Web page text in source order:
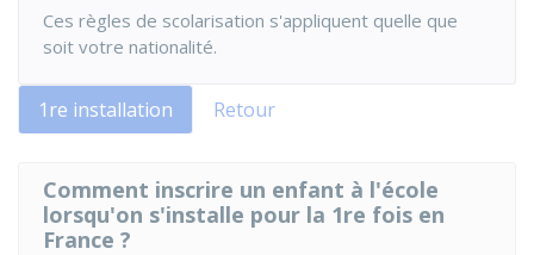
Ces règles de scolarisation s'appliquent quelle que
soit votre nationalité.
1re installation Retour
Comment inscrire un enfant à l'école
lorsqu'on s'installe pour la 1re fois en
France ?